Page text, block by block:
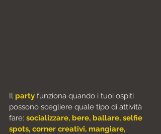
Il party funziona quando i tuoi ospiti
possono scegliere quale tipo di attività
fare: socializzare, bere, ballare, selfie
spots, corner creativi, mangiare,